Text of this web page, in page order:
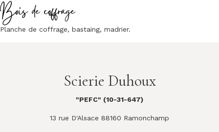
Bois de coffrage
Planche de coffrage, bastaing, madrier.
Scierie Duhoux
"PEFC" (10-31-647)
13 rue D'Alsace 88160 Ramonchamp